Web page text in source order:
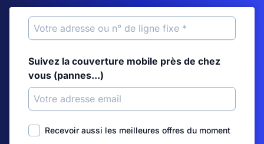
Suivez la couverture mobile près de chez
vous (pannes...)
Recevoir aussi les meilleures offres du moment